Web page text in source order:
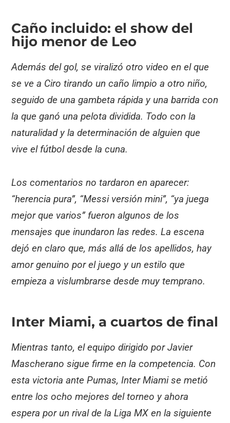
Caño incluido: el show del
hijo menor de Leo
Además del gol, se viralizó otro video en el que
se ve a Ciro tirando un caño limpio a otro niño,
seguido de una gambeta rápida y una barrida con
la que ganó una pelota dividida. Todo con la
naturalidad y la determinación de alguien que
vive el fútbol desde la cuna.
Los comentarios no tardaron en aparecer:
“herencia pura”, “Messi versión mini”, “ya juega
mejor que varios” fueron algunos de los
mensajes que inundaron las redes. La escena
dejó en claro que, más allá de los apellidos, hay
amor genuino por el juego y un estilo que
empieza a vislumbrarse desde muy temprano.
Inter Miami, a cuartos de final
Mientras tanto, el equipo dirigido por Javier
Mascherano sigue firme en la competencia. Con
esta victoria ante Pumas, Inter Miami se metió
entre los ocho mejores del torneo y ahora
espera por un rival de la Liga MX en la siguiente